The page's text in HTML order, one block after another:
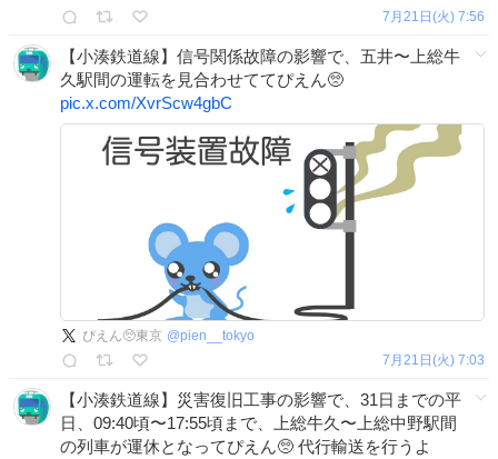
7月21日(火) 7:56
【小湊鉄道線】信号関係故障の影響で、五井〜上総牛
久駅間の運転を見合わせててぴえん🥺
pic.x.com/XvrScw4gbC
ぴえん🥺東京 @pien__tokyo
7月21日(火) 7:03
【小湊鉄道線】災害復旧工事の影響で、31日までの平
日、09:40頃〜17:55頃まで、上総牛久〜上総中野駅間
の列車が運休となってぴえん🥺 代行輸送を行うよ